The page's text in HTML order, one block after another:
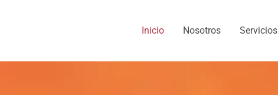
Inicio Nosotros Servicios